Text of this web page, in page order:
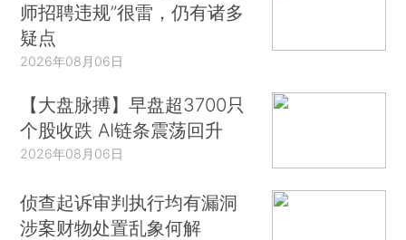
师招聘违规”很雷，仍有诸多
疑点
2026年08月06日
【大盘脉搏】早盘超3700只
个股收跌 AI链条震荡回升
2026年08月06日
侦查起诉审判执行均有漏洞
涉案财物处置乱象何解